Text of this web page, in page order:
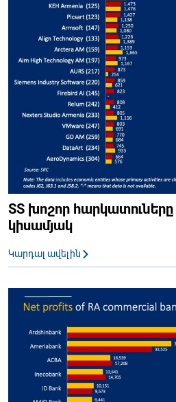
ՏՏ խոշոր
կիսամյակ
Կարդալ ավելին